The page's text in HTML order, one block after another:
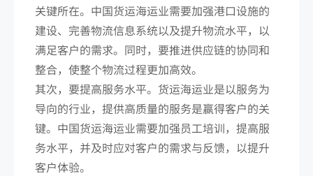
关键所在。中国货运海运业需要加强港口设施的
建设、完善物流信息系统以及提升物流水平，以
满足客户的需求。同时，要推进供应链的协同和
整合，使整个物流过程更加高效。
其次，要提高服务水平。货运海运业是以服务为
导向的行业，提供高质量的服务是赢得客户的关
键。中国货运海运业需要加强员工培训，提高服
务水平，并及时应对客户的需求与反馈，以提升
客户体验。